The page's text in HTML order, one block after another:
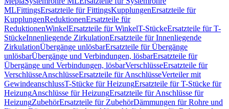
MLFittingsErsatzteile für FittingsKupplungenErsatzteile für
KupplungenReduktionenErsatzteile für
ReduktionenWinkelErsatzteile für WinkelT-StückeErsatzteile für T-
StückeInnenliegende ZirkulationErsatzteile für Innenliegende
ZirkulationÜbergänge unlösbarErsatzteile für Übergänge
unlösbarÜbergänge und Verbindungen, lösbarErsatzteile für
Übergänge und Verbindungen, lösbarVerschlüsseErsatzteile für
VerschlüsseAnschlüsseErsatzteile für AnschlüsseVerteiler mit
GewindeanschlussT-Stücke für HeizungErsatzteile für T-Stücke für
HeizungAnschlüsse für HeizungErsatzteile für Anschlüsse für
HeizungZubehörErsatzteile für ZubehörDämmungen für Rohre und